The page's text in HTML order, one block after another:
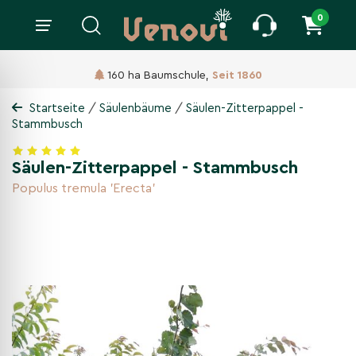
0
160 ha Baumschule, Seit 1860
Startseite / Säulenbäume / Säulen-Zitterpappel -
Stammbusch
Säulen-Zitterpappel - Stammbusch
Populus tremula 'Erecta'